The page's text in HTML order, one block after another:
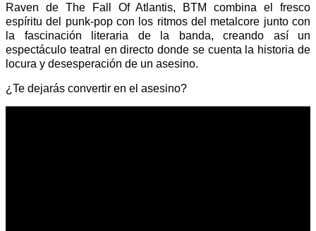
Raven de The Fall Of Atlantis, BTM combina el fresco
espíritu del punk-pop con los ritmos del metalcore junto con
la fascinación literaria de la banda, creando así un
espectáculo teatral en directo donde se cuenta la historia de
locura y desesperación de un asesino.
¿Te dejarás convertir en el asesino?